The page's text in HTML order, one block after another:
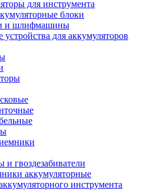
для инструмента
блоки
и шлифмашины
устройства для аккумуляторов
и гвоздезабиватели
аккумуляторные
инструмента